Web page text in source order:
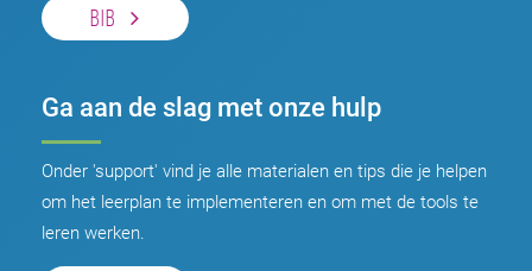
BIB
Ga aan de slag met onze hulp
Onder 'support' vind je alle materialen en tips die je helpen
om het leerplan te implementeren en om met de tools te
leren werken.